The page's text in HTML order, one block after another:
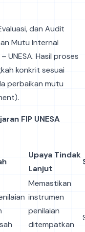
dan Audit
Mutu Internal
UNESA. Hasil proses
konkrit sesuai
perbaikan mutu
FIP UNESA
Upaya Tindak
Lanjut
Memastikan
instrumen
penilaian
ditempatkan